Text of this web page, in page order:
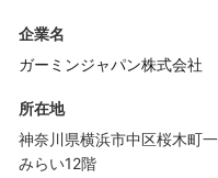
企業名
ガーミンジャパン株式会社
所在地
神奈川県横浜市中区桜木町
みらい12階